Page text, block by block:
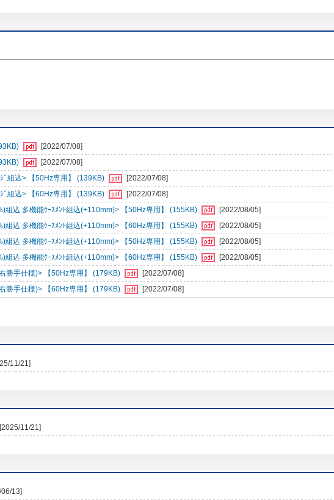
[2022/07/08]
[2022/07/08]
ﾞ組込> 【50Hz専用】 (139KB)
[2022/07/08]
ﾞ組込> 【60Hz専用】 (139KB)
[2022/07/08]
組込 多機能ｹｰｽﾒﾝﾄ組込(+110mm)> 【50Hz専用】 (155KB)
[2022/08/05]
組込 多機能ｹｰｽﾒﾝﾄ組込(+110mm)> 【60Hz専用】 (155KB)
[2022/08/05]
組込 多機能ｹｰｽﾒﾝﾄ組込(+110mm)> 【50Hz専用】 (155KB)
[2022/08/05]
組込 多機能ｹｰｽﾒﾝﾄ組込(+110mm)> 【60Hz専用】 (155KB)
[2022/08/05]
勝手仕様)> 【50Hz専用】 (179KB)
[2022/07/08]
勝手仕様)> 【60Hz専用】 (179KB)
[2022/07/08]
11/21]
[2025/11/21]
13]